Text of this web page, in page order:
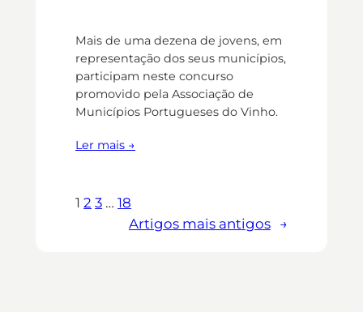
Mais de uma dezena de jovens, em
representação dos seus municípios,
participam neste concurso
promovido pela Associação de
Municípios Portugueses do Vinho.
Ler mais →
1 2 3 … 18
Artigos mais antigos
→